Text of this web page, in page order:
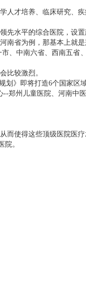
才培养、临床研究、
水平的综合医院，设置
省为例，那基本上就是
、中南六省、西南五
比较激烈。
》即将打造6个国家区
州儿童医院、河南
使得这些顶级医院医
院。